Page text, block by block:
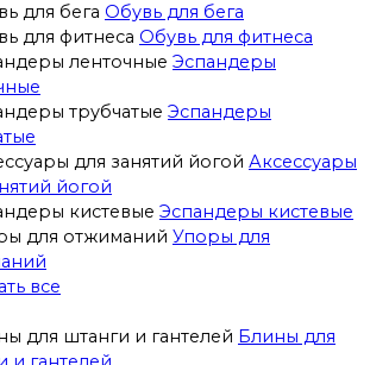
Обувь для бега
Обувь для фитнеса
Эспандеры
Эспандеры
Аксессуары
йогой
Эспандеры кистевые
Упоры для
все
Блины для